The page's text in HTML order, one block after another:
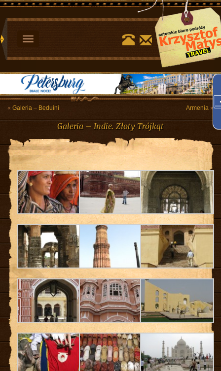
Toggle
« Galeria – Beduini Armenia »
Galeria – Indie. Złoty Trójkąt